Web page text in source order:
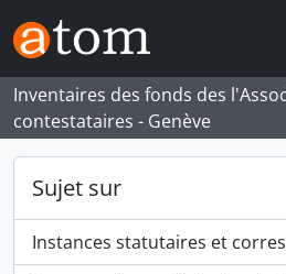
Skip to main content
Inventaires des fonds des
contestataires - Genève
Sujet sur
Instances statutaires et